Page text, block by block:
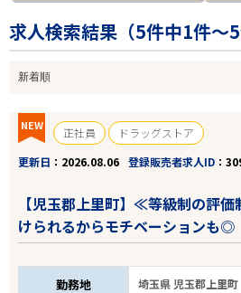
求人検索結果（5件中1件～5
NEW 正社員
ドラッグストア
更新日
2026.08.06 登録販売者求人ID
【児玉郡上里町】≪等級制の評
けられるからモチベーションも◎
勤務地 埼玉県 児玉郡上里